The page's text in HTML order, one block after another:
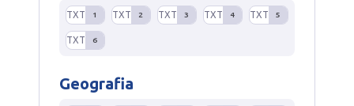
TXT 1 TXT 2 TXT 3 TXT 4 TXT 5
TXT 6
Geografia